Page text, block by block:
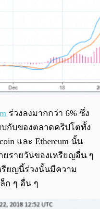
ร่วงลงมากกว่า 6% ซึ่ง
กับของตลาดคริปโตทั้ง
และ Ethereum นั้น
ยรายวันของเหรียญอื่น ๆ
รียญนี้ร่วงนั้นมีความ
ก ๆ อื่น ๆ